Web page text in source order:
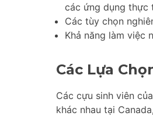
các ứng dụng thực
Các tùy chọn
Khả năng làm việc
Các Lựa
Các cựu sinh viên
khác nhau tại